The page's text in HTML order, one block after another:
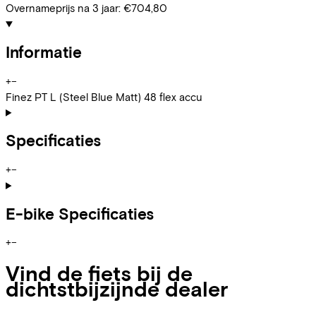
Overnameprijs na 3 jaar: €704,80
Informatie
+−
Finez PT L (Steel Blue Matt) 48 flex accu
Specificaties
+−
E-bike Specificaties
+−
Vind de fiets bij de
dichtstbijzijnde dealer